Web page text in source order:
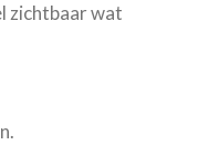
zichtbaar wat